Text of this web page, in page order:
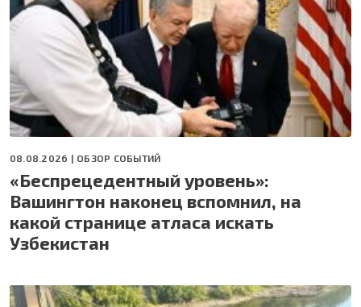
08.08.2026 | ОБЗОР СОБЫТИЙ
«Беспрецедентный уровень»:
Вашингтон наконец вспомнил, на
какой странице атласа искать
Узбекистан